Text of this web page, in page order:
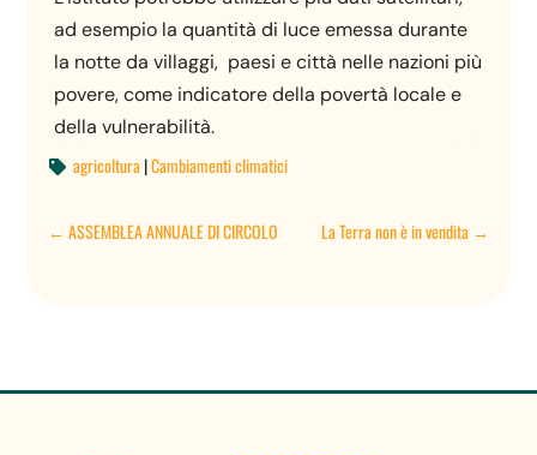
ad esempio la quantità di luce emessa durante
la notte da villaggi, paesi e città nelle nazioni più
povere, come indicatore della povertà locale e
della vulnerabilità.
 agricoltura |Cambiamenti climatici
←ASSEMBLEA ANNUALE DI CIRCOLO La Terra non è in vendita →